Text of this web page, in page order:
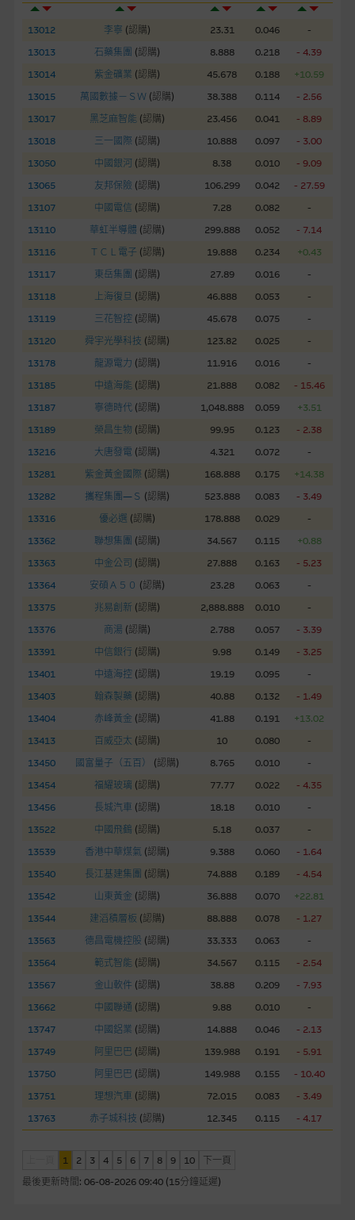
13012 李寧 (認購) 23.31 0.046
-
13013
石藥集團 (認購) 8.888 0.218
- 4.39
13014
紫金礦業 (認購) 45.678 0.188
+10.59
13015
萬國數據－ＳＷ(認購) 38.388 0.114
- 2.56
13017
黑芝麻智能(認購) 23.456 0.041
- 8.89
13018
三一國際 (認購) 10.888 0.097
- 3.00
13050
中國銀河 (認購) 8.38 0.010
- 9.09
13065
友邦保險 (認購) 106.299 0.042
- 27.59
13107
中國電信 (認購) 7.28 0.082
-
13110
華虹半導體 (認購) 299.888 0.052
- 7.14
13116
ＴＣＬ電子 (認購) 19.888 0.234
+0.43
13117
東岳集團 (認購) 27.89 0.016
-
13118
上海復旦 (認購) 46.888 0.053
-
13119
三花智控(認購) 45.678 0.075
-
13120
舜宇光學科技 (認購) 123.82 0.025
-
13178
龍源電力 (認購) 11.916 0.016
-
13185
中遠海能(認購) 21.888 0.082
- 15.46
13187
寧德時代(認購) 1,048.888 0.059
+3.51
13189
榮昌生物 (認購) 99.95 0.123
- 2.38
13216
大唐發電 (認購) 4.321 0.072
-
13281
紫金黃金國際 (認購) 168.888 0.175
+14.38
13282
攜程集團—Ｓ (認購) 523.888 0.083
- 3.49
13316
優必選 (認購) 178.888 0.029
-
13362
聯想集團 (認購) 34.567 0.115
+0.88
13363
中金公司 (認購) 27.888 0.163
- 5.23
13364
安碩Ａ５０ (認購) 23.28 0.063
-
13375
兆易創新 (認購) 2,888.888 0.010
-
13376
商湯 (認購) 2.788 0.057
- 3.39
13391
中信銀行 (認購) 9.98 0.149
- 3.25
13401
中遠海控(認購) 19.19 0.095
-
13403
翰森製藥 (認購) 40.88 0.132
- 1.49
13404
赤峰黃金 (認購) 41.88 0.191
+13.02
13413
百威亞太 (認購) 10 0.080
-
13450
國富量子（五百） (認購) 8.765 0.010
-
13454
福耀玻璃 (認購) 77.77 0.022
- 4.35
13456
長城汽車 (認購) 18.18 0.010
-
13522
中國飛鶴 (認購) 5.18 0.037
-
13539
香港中華煤氣(認購) 9.388 0.060
- 1.64
13540
長江基建集團 (認購) 74.888 0.189
- 4.54
13542
山東黃金 (認購) 36.888 0.070
+22.81
13544
建滔積層板 (認購) 88.888 0.078
- 1.27
13563
德昌電機控股 (認購) 33.333 0.063
-
13564
範式智能(認購) 34.567 0.115
- 2.54
13567
金山軟件 (認購) 38.88 0.209
- 7.93
13662
中國聯通 (認購) 9.88 0.010
-
13747
中國鋁業 (認購) 14.888 0.046
- 2.13
13749
阿里巴巴 (認購) 139.988 0.191
- 5.91
13750
阿里巴巴 (認購) 149.988 0.155
- 10.40
13751
理想汽車 (認購) 72.015 0.083
- 3.49
13763
赤子城科技 (認購) 12.345 0.115 - 4.17
1 2 3 4 5 6 7 8 9 10
下一頁
最後更新時間: 06-08-2026 09:40 (15分鐘延遲)
為準確、完整或合理。我們不作陳述，亦不保證任何所示的指示
表現或回報將來會實現。過去業績並不保證將來表現。網站內容
來自我們在所示日期時認為可靠之來源，且均以真誠提供，然
而，麥格理集團不作陳述，亦不保證網站內容在任何用途上均完
及合時性負上責任，除非這是有關適用的的法律及/或法規所規
定。
網站內容不構成要約及徵求要約，或作為任何合約的根據，以購
買或銷售任何證券、貸款或其他工具。網站內容由麥格理集團所
品的過去業績並不保證或預測將來表現。
在法律最大許可的情況下，麥格理集團及其任何相關公司或其董
事、高層職員、僱員或代理人不作陳述，亦不保證網站內容，或
整、合時及準確，對任何因任何形式(包括疏忽)由於網站內容的
錯誤、失實、遺漏、或任何人士對網站內容的依賴而導致的損失
或損毀，亦一概不會承擔責任或債務。
本使用條款的所有方面均受香港法例管限。
無法收回部份或全部應收款項。結構性產品價格可升可跌。過往
表現並不反映未來表現。產品的第二市場可能有限而麥格理資本
股份有限公司可能是唯一報價方。閣下應閱讀載于
www.warrants.com.hk之上市文件以瞭解結構性產品的詳情及
備有強制贖回機制可能被提早終止，届時(i) N類牛熊證投資者會
損失全部投資；而(ii)R類牛熊證之剩餘價值則可能為零。
網站連結
本網站或載有連接非由麥格理集團管理的網站的連結。此等連結
純為方便閣下取得更多關於市場上相關產品及機構的資訊。麥格
理集團對此等網站的內容及所介紹的產品或服務，均無任何操控
適，不作任何聲明。麥格理集團建議閣下自行向本網站述及或連
接的第三者查詢。此外，載有第三者網站的連結，不應視為該第
三者推介本網站。
本網站雖連接第三者管理的網站，但麥格理集團並非授權網站瀏
權。
經由本網站接觸到的軟件應用
部分可經本網站連結下載的軟件程式屬於第三者的產品。閣下使
用此等屬於第三者的軟件，須自負全責。此等軟件的使用，可能
受軟件持有人訂出的使用條款約束。
在法律容許的所有範圍內，麥格理集團概不承擔經由本網站使用
或下載任何軟件(不論是否屬於第三者)而引起的責任。麥格理集
團並且對此等軟件不作任何聲明，也不提供任何保證，特別是在
法律容許的所有範圍內，概不負責經由本網站使用或下載任何軟
件(不論是否屬於第三者)而出現電腦病毒或任何其他後果所導致
損)。
基本上市文件及補充上市文件
就有關MBL每次發行之認股證及/或牛熊證而言，認股證及/或牛
市文件及相關之補充上市文件內。該等文件之英文版及中譯版見
於本網站。